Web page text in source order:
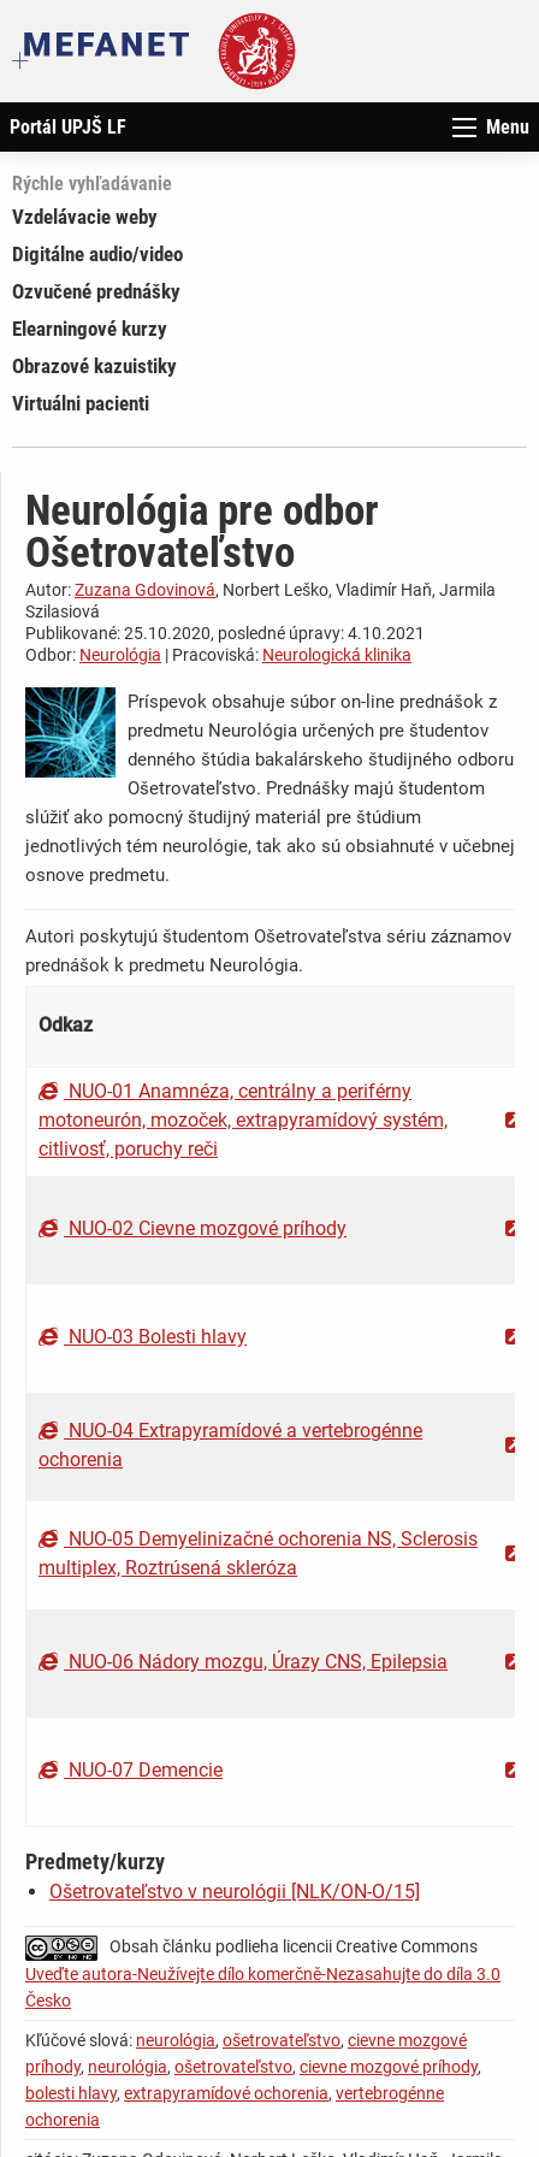
Portál UPJŠ LF Menu
Rýchle vyhľadávanie
Vzdelávacie weby
Digitálne audio/video
Ozvučené prednášky
Elearningové kurzy
Obrazové kazuistiky
Virtuálni pacienti
Neurológia pre odbor
Ošetrovateľstvo
Autor:Zuzana Gdovinová, Norbert Leško, Vladimír Haň, Jarmila
Szilasiová
Publikované: 25.10.2020, posledné úpravy: 4.10.2021
Odbor: Neurológia | Pracoviská: Neurologická klinika
Príspevok obsahuje súbor on-line prednášok z
predmetu Neurológia určených pre študentov
denného štúdia bakalárskeho študijného odboru
Ošetrovateľstvo. Prednášky majú študentom
slúžiť ako pomocný študijný materiál pre štúdium
jednotlivých tém neurológie, tak ako sú obsiahnuté v učebnej
osnove predmetu.
Autori poskytujú študentom Ošetrovateľstva sériu záznamov
prednášok k predmetu Neurológia.
Odkaz
NUO-01 Anamnéza, centrálny a periférny
motoneurón, mozoček, extrapyramídový systém,
citlivosť, poruchy reči
NUO-02 Cievne mozgové príhody
NUO-03 Bolesti hlavy
NUO-04 Extrapyramídové a vertebrogénne
ochorenia
NUO-05 Demyelinizačné ochorenia NS, Sclerosis
multiplex, Roztrúsená skleróza
NUO-06 Nádory mozgu, Úrazy CNS, Epilepsia
NUO-07 Demencie
Predmety/kurzy
Ošetrovateľstvo v neurológii [NLK/ON-O/15]
Obsah článku podlieha licencii Creative Commons
Uveďte autora-Neužívejte dílo komerčně-Nezasahujte do díla 3.0
Česko
Kľúčové slová: neurológia, ošetrovateľstvo, cievne mozgové
príhody, neurológia, ošetrovateľstvo, cievne mozgové príhody,
bolesti hlavy, extrapyramídové ochorenia, vertebrogénne
ochorenia